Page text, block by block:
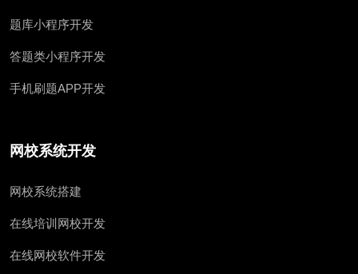
题库小程序开发
答题类小程序开发
手机刷题APP开发
网校系统开发
网校系统搭建
在线培训网校开发
在线网校软件开发